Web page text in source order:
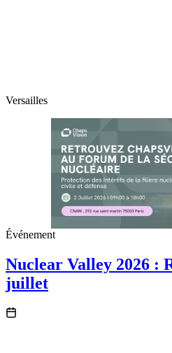
Versailles
Événement
Nuclear Valley 2026 :
juillet